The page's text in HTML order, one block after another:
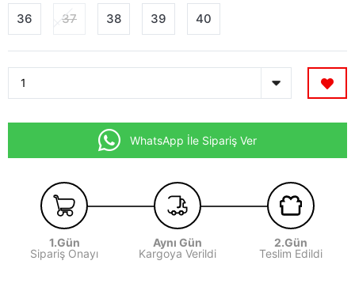
36 37 38 39 40
WhatsApp İle Sipariş Ver
1.Gün
Sipariş Onayı
Aynı Gün
Kargoya Verildi
2.Gün
Teslim Edildi